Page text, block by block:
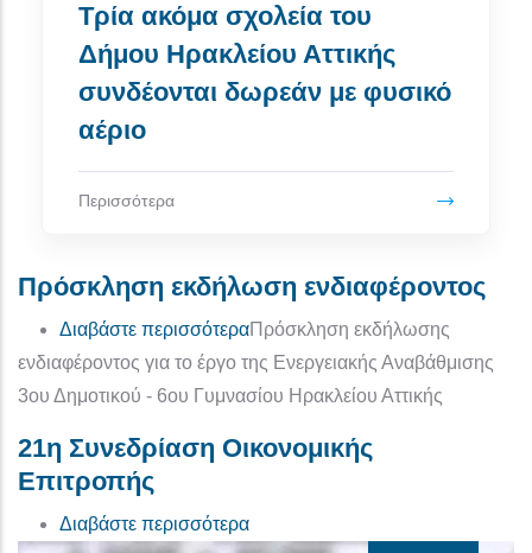
Τρία ακόμα σχολεία του
Δήμου Ηρακλείου Αττικής
συνδέονται δωρεάν με φυσικό
αέριο
Περισσότερα
Πρόσκληση εκδήλωση ενδιαφέροντος
Διαβάστε περισσότεραγια το Πρόσκληση εκδήλωση
Πρόσκληση εκδήλωσης
ενδιαφέροντος για το έργο της Ενεργειακής Αναβάθμισης
3ου Δημοτικού - 6ου Γυμνασίου Ηρακλείου Αττικής
21η Συνεδρίαση Οικονομικής
Επιτροπής
Διαβάστε περισσότεραγια το 21η Συνεδρίαση